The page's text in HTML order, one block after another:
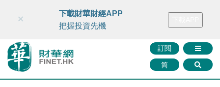
財華智庫網 FINTV FINMETA 財華證券 媒體矩陣
訂閱
简
×
下載財華財經APP
把握投資先機